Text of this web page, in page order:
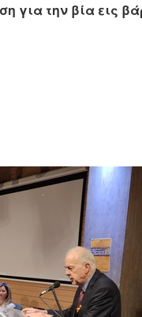
για την βία εις